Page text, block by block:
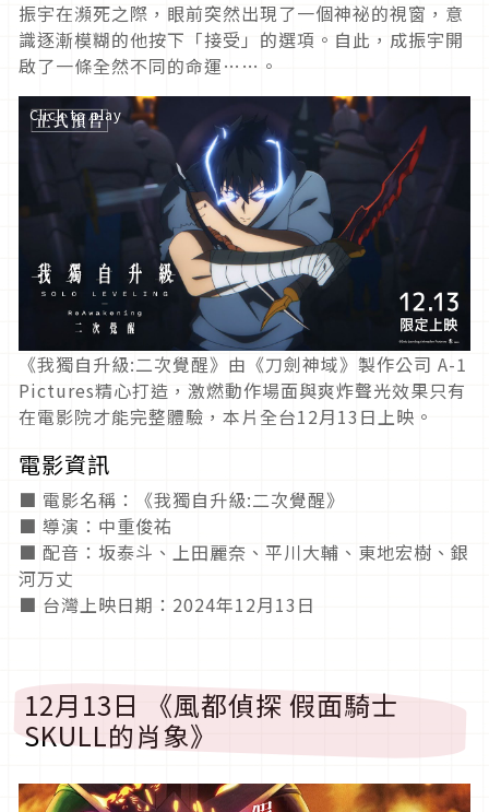
振宇在瀕死之際，眼前突然出現了一個神祕的視窗，意
識逐漸模糊的他按下「接受」的選項。自此，成振宇開
啟了一條全然不同的命運……。
Click to play
《我獨自升級:二次覺醒》由《刀劍神域》製作公司 A-1
Pictures精心打造，激燃動作場面與爽炸聲光效果只有
在電影院才能完整體驗，本片全台12月13日上映。
電影資訊
■ 電影名稱：《我獨自升級:二次覺醒》
■ 導演：中重俊祐
■ 配音：坂泰斗、上田麗奈、平川大輔、東地宏樹、銀
河万丈
■ 台灣上映日期：2024年12月13日
12月13日 《風都偵探 假面騎士
SKULL的肖象》